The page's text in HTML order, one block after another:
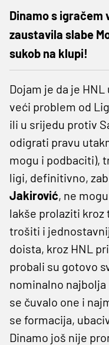
Dinamo s igračem
zaustavila slabe
sukob na klupi!
Dojam je da je
veći problem od
ili u srijedu protiv
odigrati pravu
mogu i podbaciti),
ligi, definitivno,
Jakirović, ne
lakše prolaziti kroz
trošiti i
doista, kroz HNL
probali su gotovo
nominalno
se čuvalo one i
se formacija,
Dinamo još nije